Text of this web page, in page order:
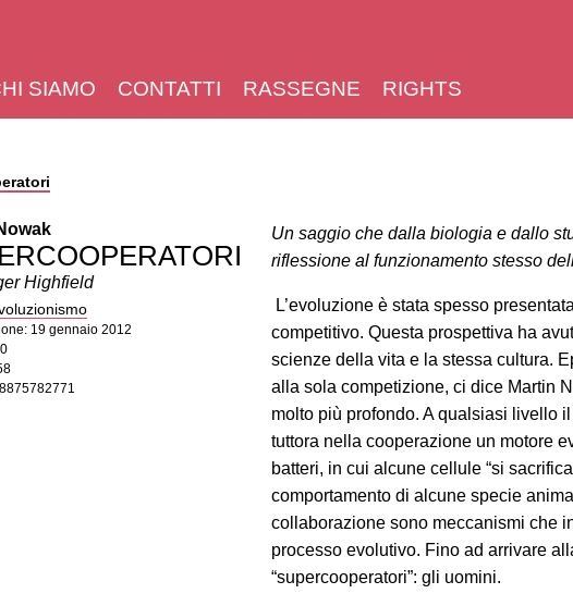
SIAMO CONTATTI RASSEGNE RIGHTS
Highfield
19 gennaio 2012
Un saggio che dalla biologia e dallo
riflessione al funzionamento stesso
L’evoluzione è stata spesso
competitivo. Questa prospettiva ha
scienze della vita e la stessa cultura.
alla sola competizione, ci dice Martin
molto più profondo. A qualsiasi livello
tuttora nella cooperazione un motore
batteri, in cui alcune cellule “si
comportamento di alcune specie
collaborazione sono meccanismi che
processo evolutivo. Fino ad arrivare
“supercooperatori”: gli uomini.